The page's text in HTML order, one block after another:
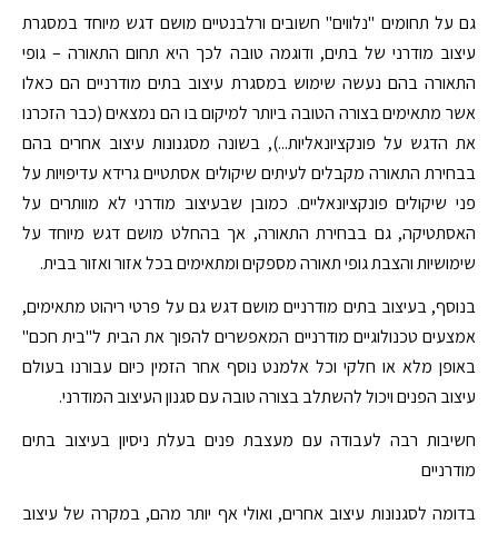
גם על תחומים "נלווים" חשובים ורלבנטיים מושם דגש מיוחד במסגרת
עיצוב מודרני של בתים, ודוגמה טובה לכך היא תחום התאורה – גופי
התאורה בהם נעשה שימוש במסגרת עיצוב בתים מודרניים הם כאלו
אשר מתאימים בצורה הטובה ביותר למיקום בו הם נמצאים (כבר הזכרנו
את הדגש על פונקציונאליות...), בשונה מסגנונות עיצוב אחרים בהם
בבחירת התאורה מקבלים לעיתים שיקולים אסתטיים גרידא עדיפויות על
פני שיקולים פונקציונאליים. כמובן שבעיצוב מודרני לא מוותרים על
האסתטיקה, גם בבחירת התאורה, אך בהחלט מושם דגש מיוחד על
שימושיות והצבת גופי תאורה מספקים ומתאימים בכל אזור ואזור בבית.
בנוסף, בעיצוב בתים מודרניים מושם דגש גם על פרטי ריהוט מתאימים,
אמצעים טכנולוגיים מודרניים המאפשרים להפוך את הבית ל"בית חכם"
באופן מלא או חלקי וכל אלמנט נוסף אחר הזמין כיום עבורנו בעולם
עיצוב הפנים ויכול להשתלב בצורה טובה עם סגנון העיצוב המודרני.
חשיבות רבה לעבודה עם מעצבת פנים בעלת ניסיון בעיצוב בתים
מודרניים
בדומה לסגנונות עיצוב אחרים, ואולי אף יותר מהם, במקרה של עיצוב